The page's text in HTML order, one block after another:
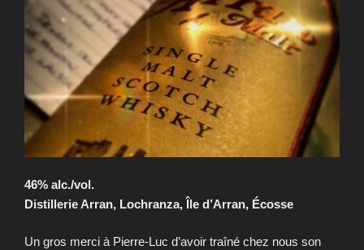
46% alc./vol.
Distillerie Arran, Lochranza, Île d’Arran, Écosse
Un gros merci à Pierre-Luc d’avoir traîné chez nous son